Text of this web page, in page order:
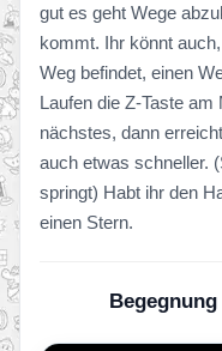
gut es geht Wege
kommt. Ihr könnt
Weg befindet, einen
Laufen die Z-Taste
nächstes, dann
auch etwas schneller.
springt) Habt ihr den
einen Stern.